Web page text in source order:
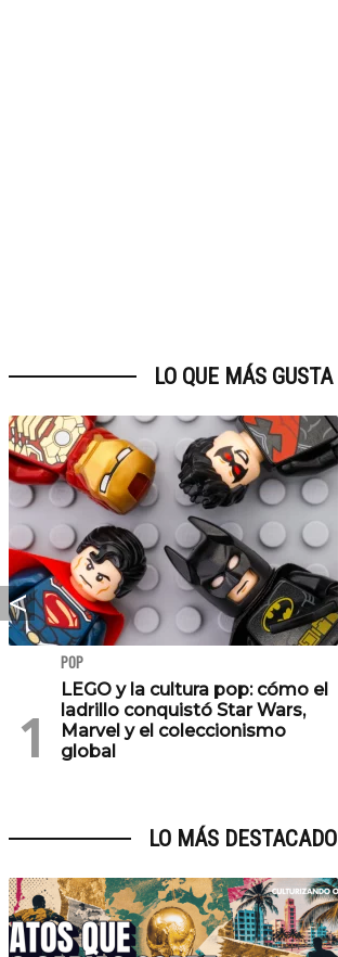
LO QUE MÁS GUSTA
POP
LEGO y la cultura pop: cómo el
ladrillo conquistó Star Wars,
Marvel y el coleccionismo
global
LO MÁS DESTACADO